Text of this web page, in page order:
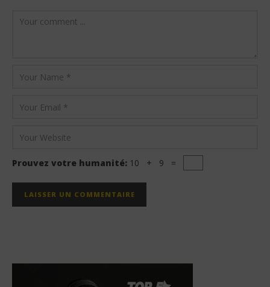
Prouvez votre humanité: 10 + 9 =